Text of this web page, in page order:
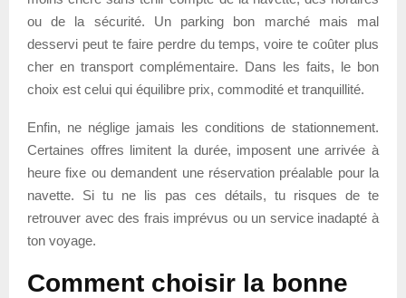
ou de la sécurité. Un parking bon marché mais mal
desservi peut te faire perdre du temps, voire te coûter plus
cher en transport complémentaire. Dans les faits, le bon
choix est celui qui équilibre prix, commodité et tranquillité.
Enfin, ne néglige jamais les conditions de stationnement.
Certaines offres limitent la durée, imposent une arrivée à
heure fixe ou demandent une réservation préalable pour la
navette. Si tu ne lis pas ces détails, tu risques de te
retrouver avec des frais imprévus ou un service inadapté à
ton voyage.
Comment choisir la bonne